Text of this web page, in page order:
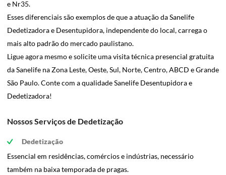
e Nr35.
Esses diferenciais são exemplos de que a atuação da Sanelife
Dedetizadora e Desentupidora, independente do local, carrega o
mais alto padrão do mercado paulistano.
Ligue agora mesmo e solicite uma visita técnica presencial gratuita
da Sanelife na Zona Leste, Oeste, Sul, Norte, Centro, ABCD e Grande
São Paulo. Conte com a qualidade Sanelife Desentupidora e
Dedetizadora!
Nossos Serviços de Dedetização
Dedetização
Essencial em residências, comércios e indústrias, necessário
também na baixa temporada de pragas.